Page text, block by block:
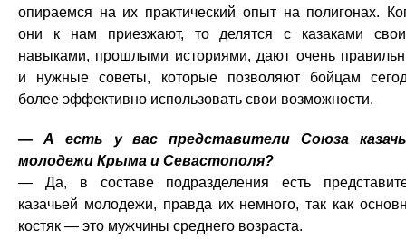
опираемся на их практический опыт на полигонах.
они к нам приезжают, то делятся с казаками
навыками, прошлыми историями, дают очень
и нужные советы, которые позволяют бойцам
более эффективно использовать свои возможности.
— А есть у вас представители Союза
молодежи Крыма и Севастополя?
— Да, в составе подразделения есть
казачьей молодежи, правда их немного, так как
костяк — это мужчины среднего возраста.